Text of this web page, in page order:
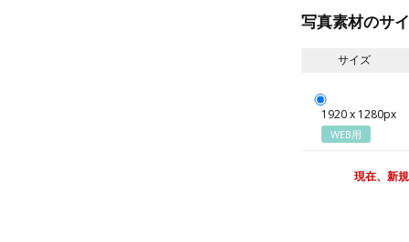
写真素材のサ
サイズ
1920 x 1280px
WEB用
現在、新